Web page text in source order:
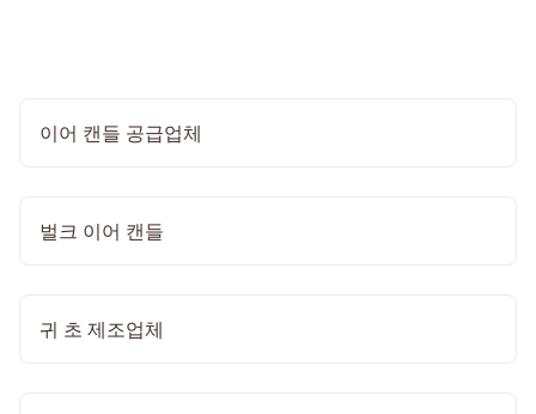
이어 캔들 공급업체
벌크 이어 캔들
귀 초 제조업체